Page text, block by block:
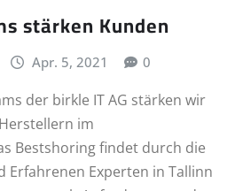
stärken Kunden
Apr. 5, 2021 0
der birkle IT AG stärken wir
im
Bestshoring findet durch die
Erfahrenen Experten in Tallinn